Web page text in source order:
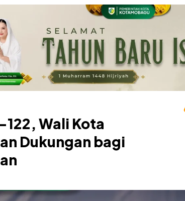
122, Wali Kota
Dukungan bagi